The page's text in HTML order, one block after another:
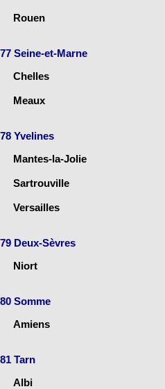
Rouen
77 Seine-et-Marne
Chelles
Meaux
78 Yvelines
Mantes-la-Jolie
Sartrouville
Versailles
79 Deux-Sèvres
Niort
80 Somme
Amiens
81 Tarn
Albi